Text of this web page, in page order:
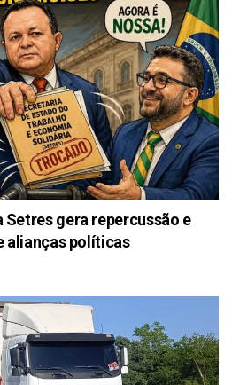
gera repercussão e
alianças políticas